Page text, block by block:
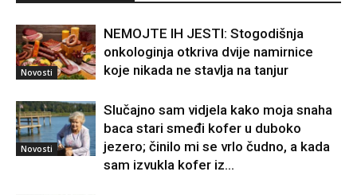
Novosti
NEMOJTE IH JESTI: Stogodišnja
onkologinja otkriva dvije namirnice
koje nikada ne stavlja na tanjur
Novosti
Slučajno sam vidjela kako moja snaha
baca stari smeđi kofer u duboko
jezero; činilo mi se vrlo čudno, a kada
sam izvukla kofer iz...